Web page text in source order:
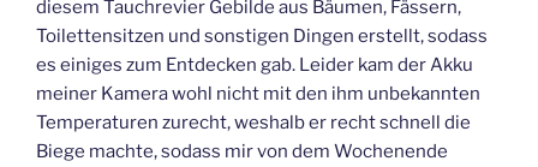
diesem Tauchrevier Gebilde aus Bäumen, Fässern,
Toilettensitzen und sonstigen Dingen erstellt, sodass
es einiges zum Entdecken gab. Leider kam der Akku
meiner Kamera wohl nicht mit den ihm unbekannten
Temperaturen zurecht, weshalb er recht schnell die
Biege machte, sodass mir von dem Wochenende